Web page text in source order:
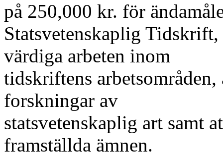
på 250,000 kr. för
Statsvetenskaplig
värdiga arbeten inom
tidskriftens
forskningar av
statsvetenskaplig art samt
framställda ämnen.